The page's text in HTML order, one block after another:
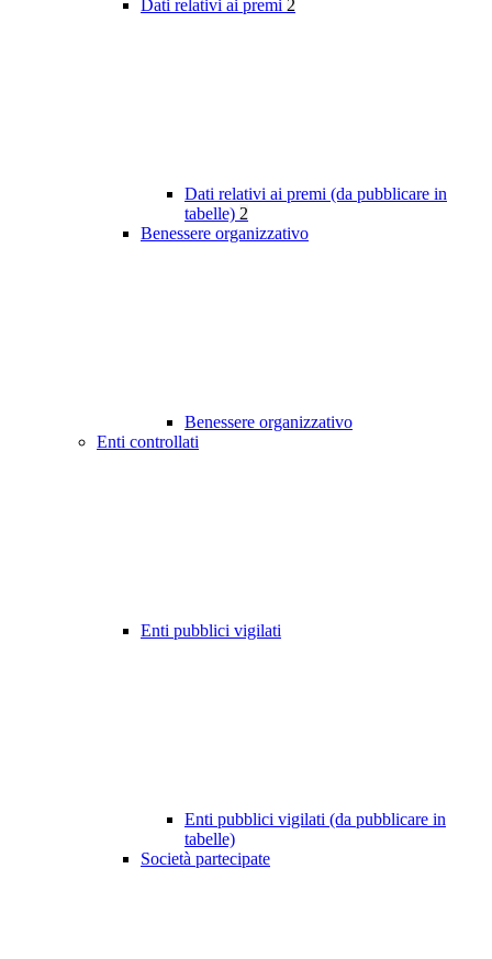
Dati relativi ai premi 2
Dati relativi ai premi (da pubblicare in
tabelle) 2
Benessere organizzativo
Benessere organizzativo
Enti controllati
Enti pubblici vigilati
Enti pubblici vigilati (da pubblicare in
tabelle)
Società partecipate